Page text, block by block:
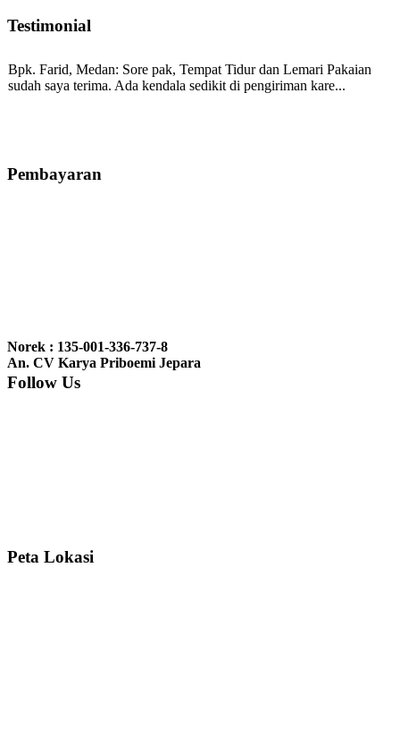
Testimonial
Bpk. Farid, Medan: Sore pak, Tempat Tidur dan Lemari Pakaian
sudah saya terima. Ada kendala sedikit di pengiriman kare...
bale2 dan kursi teras saya sudah saya terima dan p...
nyesel deh beli geby...
Pembayaran
Norek : 135-001-336-737-8
An. CV Karya Priboemi Jepara
Follow Us
Peta Lokasi